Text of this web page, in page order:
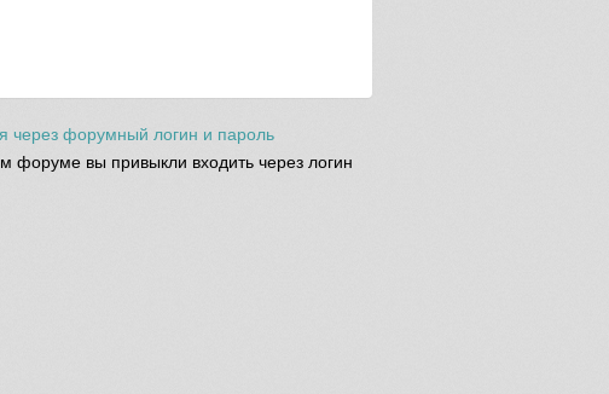
через форумный логин и пароль
форуме вы привыкли входить через логин